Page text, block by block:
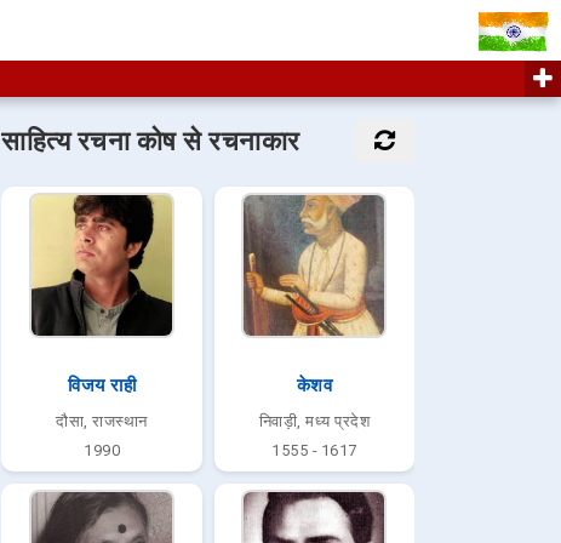
साहित्य रचना कोष से रचनाकार
विजय राही
दौसा, राजस्थान
1990
केशव
निवाड़ी, मध्य प्रदेश
1555 - 1617